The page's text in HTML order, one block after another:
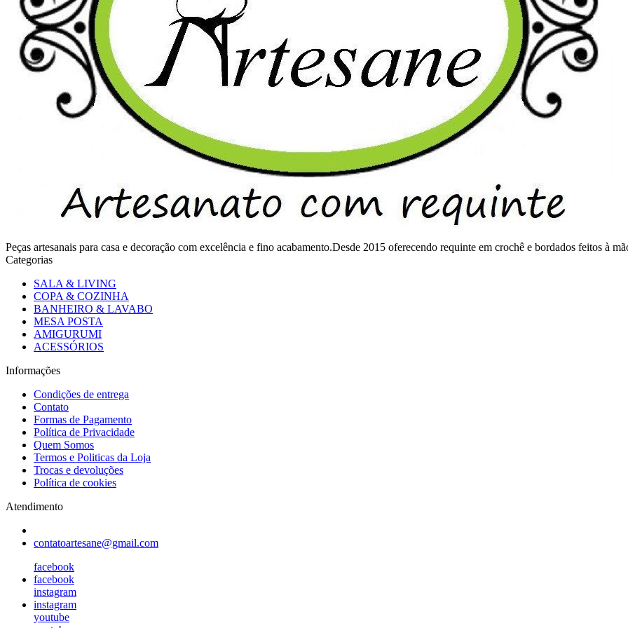
Peças artesanais para casa e decoração com excelência e fino acabamento.Desde 2015 oferecendo requinte em crochê e bordados feitos à
Categorias
SALA & LIVING
COPA & COZINHA
BANHEIRO & LAVABO
MESA POSTA
AMIGURUMI
ACESSÓRIOS
Informações
Condições de entrega
Contato
Formas de Pagamento
Política de Privacidade
Quem Somos
Termos e Politicas da Loja
Trocas e devoluções
Política de cookies
Atendimento
contatoartesane@gmail.com
facebook
facebook
instagram
instagram
youtube